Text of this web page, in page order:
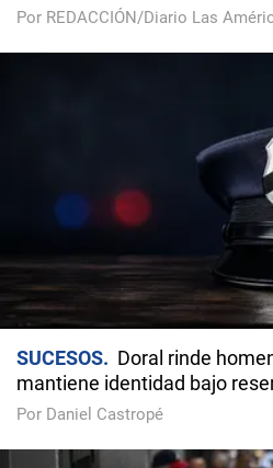
Por REDACCIÓN/Diario Las
SUCESOS
Doral rinde
mantiene identidad bajo
Por Daniel Castropé